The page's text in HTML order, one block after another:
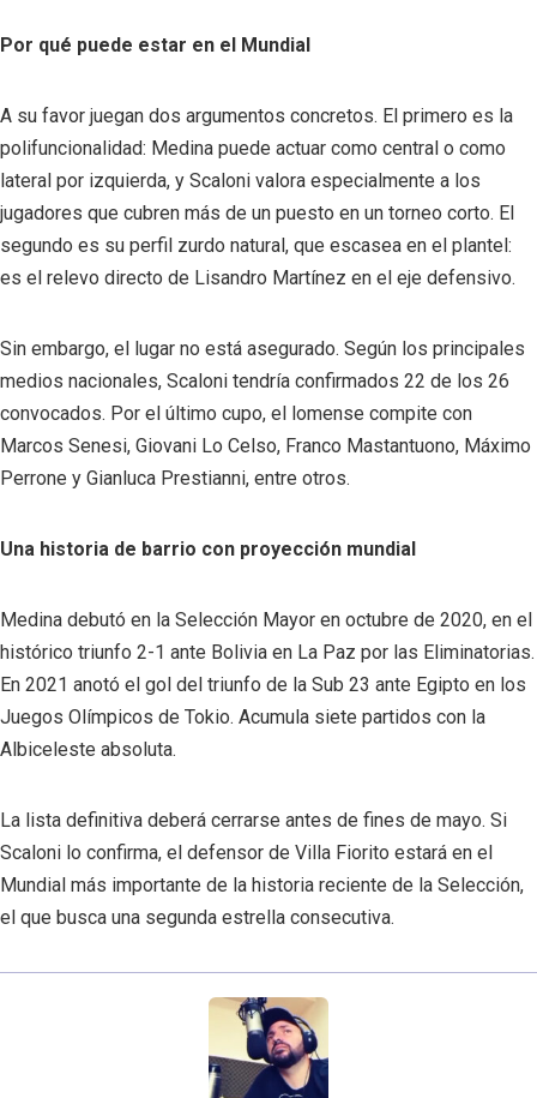
Por qué puede estar en el Mundial
A su favor juegan dos argumentos concretos. El primero es la
polifuncionalidad: Medina puede actuar como central o como
lateral por izquierda, y Scaloni valora especialmente a los
jugadores que cubren más de un puesto en un torneo corto. El
segundo es su perfil zurdo natural, que escasea en el plantel:
es el relevo directo de Lisandro Martínez en el eje defensivo.
Sin embargo, el lugar no está asegurado. Según los principales
medios nacionales, Scaloni tendría confirmados 22 de los 26
convocados. Por el último cupo, el lomense compite con
Marcos Senesi, Giovani Lo Celso, Franco Mastantuono, Máximo
Perrone y Gianluca Prestianni, entre otros.
Una historia de barrio con proyección mundial
Medina debutó en la Selección Mayor en octubre de 2020, en el
histórico triunfo 2-1 ante Bolivia en La Paz por las Eliminatorias.
En 2021 anotó el gol del triunfo de la Sub 23 ante Egipto en los
Juegos Olímpicos de Tokio. Acumula siete partidos con la
Albiceleste absoluta.
La lista definitiva deberá cerrarse antes de fines de mayo. Si
Scaloni lo confirma, el defensor de Villa Fiorito estará en el
Mundial más importante de la historia reciente de la Selección,
el que busca una segunda estrella consecutiva.